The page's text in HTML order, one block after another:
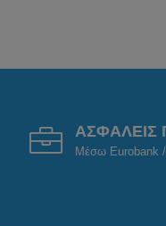
ΑΣΦΑΛΕΙΣ
Μέσω Eurobank